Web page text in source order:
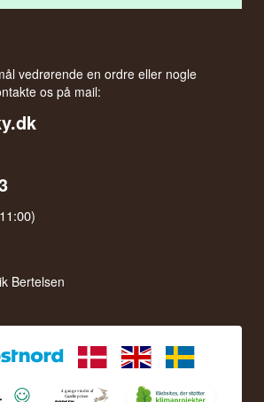
vedrørende en ordre eller nogle
os på mail:
Bertelsen